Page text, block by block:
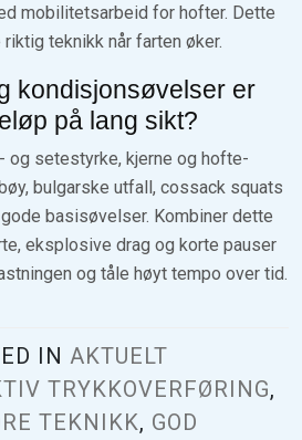
mobilitetsarbeid for hofter. Dette
teknikk når farten øker.
kondisjonsøvelser er
på lang sikt?
og setestyrke, kjerne og hofte­
bulgarske utfall, cossack squats
basisøvelser. Kombiner dette
eksplosive drag og korte pauser
og tåle høyt tempo over tid.
IN AKTUELT
TRYKKOVERFØRING,
TEKNIKK, GOD